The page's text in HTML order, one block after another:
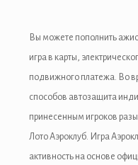
Вы можете пополнить
игра в карты,
подвижного платежа. Во
способов автозащита
принесенным игроков
Лото Аэроклуб. Игра
активность на основе